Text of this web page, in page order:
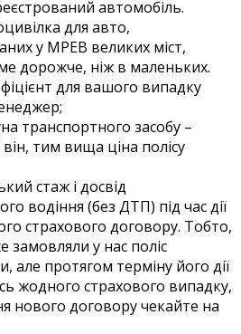
автомобіль.
для авто,
у МРЕВ великих міст,
дорожче, ніж в маленьких.
для вашого випадку
транспортного засобу –
тим вища ціна полісу
стаж і досвід
водіння (без ДТП) під час дії
страхового договору. Тобто,
у нас поліс
але протягом терміну його дії
жодного страхового випадку,
нового договору чекайте на